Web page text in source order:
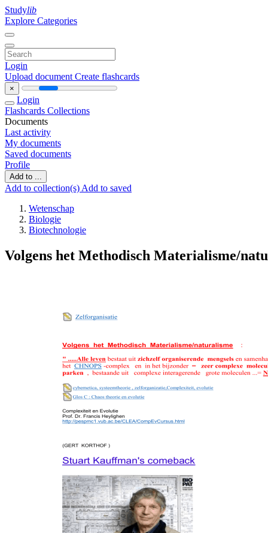
Studylib
Explore Categories
Login
Upload document Create flashcards
×
Login
Flashcards Collections
Documents
Last activity
My documents
Saved documents
Profile
Add to ...
Add to collection(s) Add to saved
Wetenschap
Biologie
Biotechnologie
Volgens het Methodisch Materialisme/